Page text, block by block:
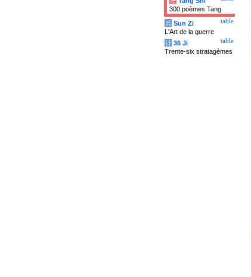
300 poèmes Tang
table
兵 Sun Zi
L'Art de la guerre
table
计 36 Ji
Trente-six stratagèmes